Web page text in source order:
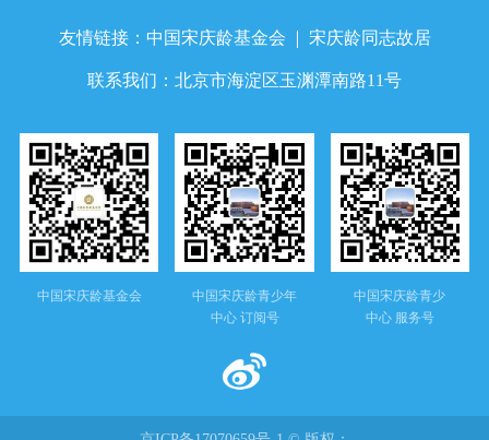
友情链接： 中国宋庆龄基金会 宋庆龄同志故居
联系我们： 北京市海淀区玉渊潭南路11号
中国宋庆龄基金会
中国宋庆龄青少年
中心 订阅号
中国宋庆龄青少
中心 服务号